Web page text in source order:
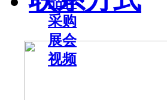
采购
展会
视频